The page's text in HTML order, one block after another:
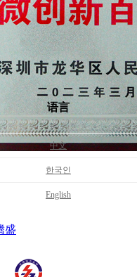
语言
中文
한국인
English
盛